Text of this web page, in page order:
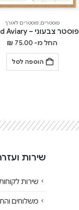
פוסטרים,פוסטרים לאורך
פוסטר צבעוני – Inked Aviary
החל מ- ₪ 75.00
הוספה לסל
שירות
שירות
משלוחים